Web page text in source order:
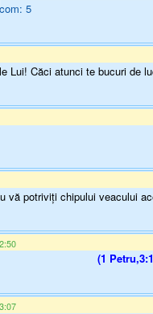
com: 5
Lui! Căci atunci te bucuri de
vă potriviţi chipului veacului
(1